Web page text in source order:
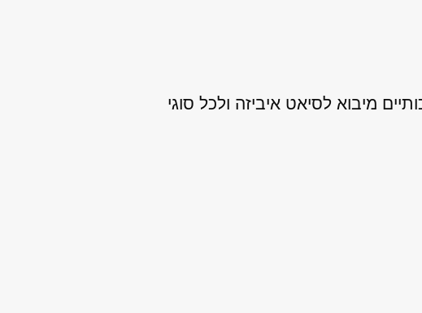
מיבוא לסיאט איביזה ולכל סוגי